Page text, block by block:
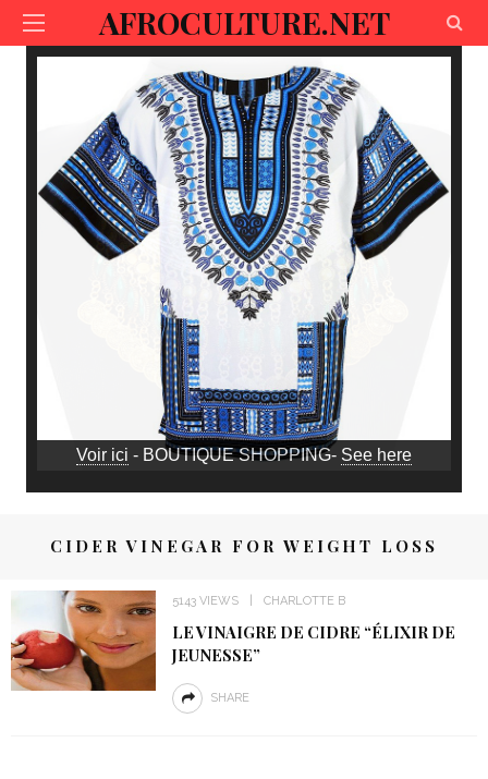
AFROCULTURE.NET
Voir ici - BOUTIQUE SHOPPING- See here
CIDER VINEGAR FOR WEIGHT LOSS
5143 VIEWS CHARLOTTE B
LE VINAIGRE DE CIDRE “ÉLIXIR DE
JEUNESSE”
SHARE